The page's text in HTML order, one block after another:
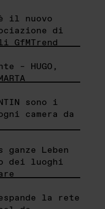
è il nuovo
di
GfMTrend
– HUGO,
sono i
camera da
ganze Leben
dei luoghi
la rete